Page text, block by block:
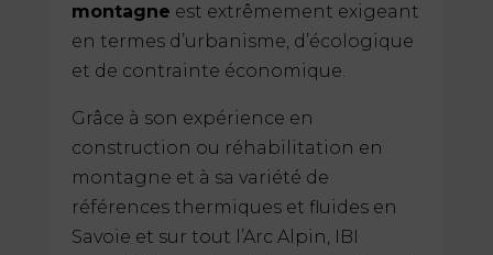
montagne est extrêmement exigeant
en termes d’urbanisme, d’écologique
et de contrainte économique.
Grâce à son expérience en
construction ou réhabilitation en
montagne et à sa variété de
références thermiques et fluides en
Savoie et sur tout l’Arc Alpin, IBI